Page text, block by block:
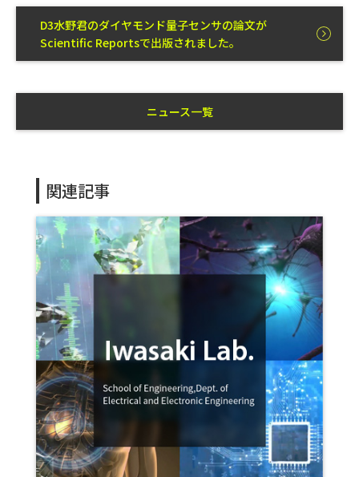
ニュース一覧
D3水野君のダイヤモンド量子センサの論文が
Scientific Reportsで出版されました。
関連記事